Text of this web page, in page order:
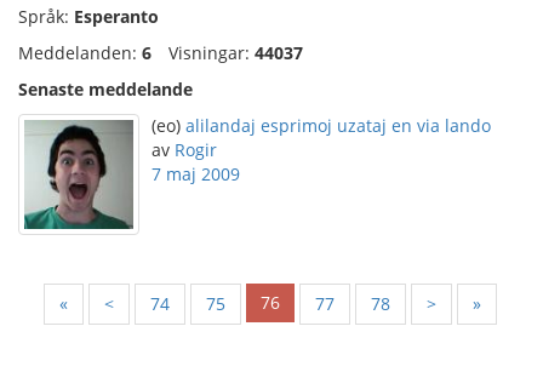
Språk: Esperanto
Meddelanden: 6 Visningar: 44037
Senaste meddelande
(eo) alilandaj esprimoj uzataj en via lando
av Rogir
7 maj 2009
« < 74 75 76 77 78 > »